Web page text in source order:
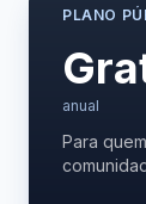
PLANO
anual
Para